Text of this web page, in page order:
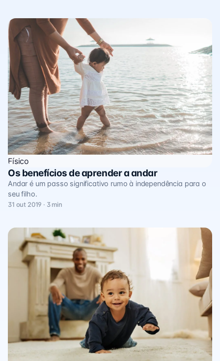
Físico
Os benefícios de aprender a andar
Andar é um passo significativo rumo à independência para o
seu filho.
31 out 2019 · 3 min